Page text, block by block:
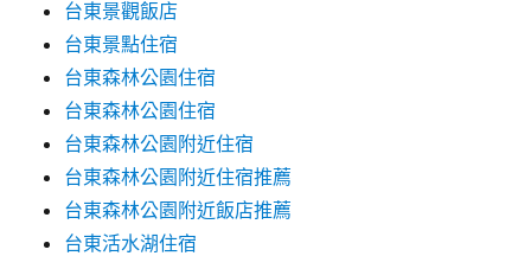
台東景觀飯店
台東景點住宿
台東森林公園住宿
台東森林公園住宿
台東森林公園附近住宿
台東森林公園附近住宿推薦
台東森林公園附近飯店推薦
台東活水湖住宿